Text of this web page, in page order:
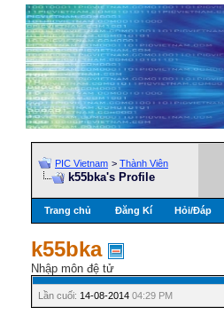
PIC Vietnam > Thành Viên
k55bka's Profile
Trang chủ Đăng Kí Hỏi/Ðáp
k55bka
Nhập môn đệ tử
Lần cuối: 14-08-2014 04:29 PM